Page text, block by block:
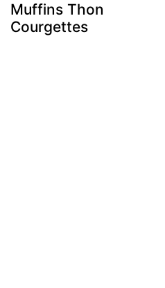
Muffins Thon
Courgettes